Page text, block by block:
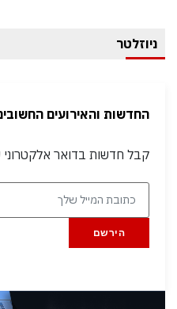
ניוזלטר
החדשות והאירועים
קבל חדשות בדואר אלקטרוני
הירשם